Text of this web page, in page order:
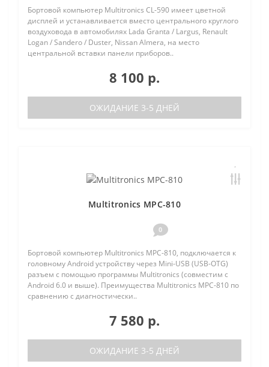
Бортовой компьютер Multitronics CL-590 имеет цветной
дисплей и устанавливается вместо центрального круглого
воздуховода в автомобилях Lada Granta / Largus, Renault
Logan / Sandero / Duster, Nissan Almera, на место
центральной вставки панели приборов..
8 100 р.
ОЖИДАНИЕ 3-5 ДНЕЙ
Multitronics MPC-810
0
Бортовой компьютер Multitronics MPC-810, подключается к
головному Android устройству через Mini-USB (USB-OTG)
разъем с помощью программы Multitronics (совместим с
Android 6.0 и выше). Преимущества Multitronics MPC-810 по
сравнению с диагностически..
7 580 р.
ОЖИДАНИЕ 3-5 ДНЕЙ